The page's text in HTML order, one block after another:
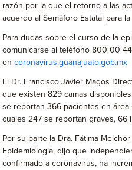
razón por la que el retorno a las
acuerdo al Semáforo Estatal para
Para dudas sobre el curso de la
comunicarse al teléfono 800 00
encoronavirus.guanajuato.gob.mx
El Dr. Francisco Javier Magos
que existen 829 camas
se reportan 366 pacientes en área
cuales 247 se reportan graves, 66
Por su parte la Dra. Fátima
Epidemiología, dijo que
confirmado a coronavirus, ha